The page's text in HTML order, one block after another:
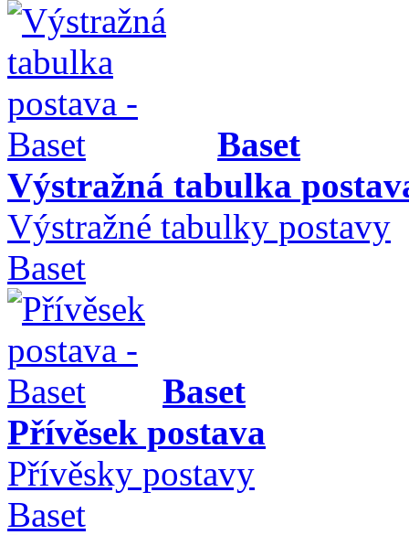
Baset
Výstražná tabulka
Výstražné tabulky postavy
Baset
Baset
Přívěsek postava
Přívěsky postavy
Baset